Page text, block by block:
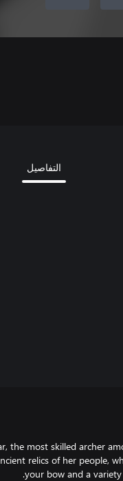
التفاصيل
the most skilled archer
relics of her people,
your bow and a